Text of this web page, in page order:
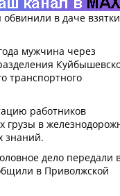
в даче взятки
мужчина через
транспортного
работников
в
знаний.
дело передали
в Приволжской